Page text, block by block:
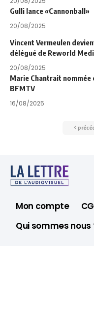
Gulli lance «Cannonball»
20/08/2025
Vincent Vermeulen
délégué de Reworld
20/08/2025
Marie Chantrait
BFMTV
16/08/2025
Mon compte
Qui sommes nous